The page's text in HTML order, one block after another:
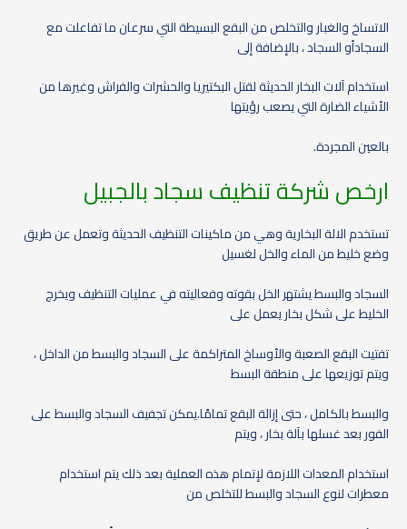
الاتساخ والغبار والتخلص من البقع البسيطة التي سرعان ما تفاعلت مع
السجادأو السجاد ، بالإضافة إلى
استخدام آلات البخار الحديثة لقتل البكتيريا والحشرات والفراش وغيرها من
الأشياء الضارة التي يصعب رؤيتها
بالعين المجردة.
ارخص شركة تنظيف سجاد بالجبيل
تستخدم الالة البخارية وهي من ماكينات التنظيف الحديثة وتعمل عن طريق
وضع خليط من الماء والخل لغسيل
السجاد والبسط يشتهر الخل بقوته وفعاليته في عمليات التنظيف ويخرج
الخليط على شكل بخار يعمل على
تفتيت البقع الصعبة والأوساخ المتراكمة على السجاد والبسط من الداخل ،
ويتم توزيعها على منطقة البسط
والبسط بالكامل ، حتى إزالة البقع تمامًا.يمكن تجفيف السجاد والبسط على
الفور بعد غسلها بآلة بخار ، ويتم
استخدام المعدات اللازمة لإتمام هذه العملية بعد ذلك يتم استخدام
معطرات لنوع السجاد والبسط للتخلص من